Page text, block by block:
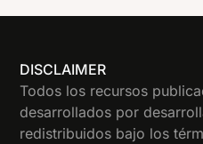
DISCLAIMER
Todos los recursos
desarrollados por
redistribuidos bajo los